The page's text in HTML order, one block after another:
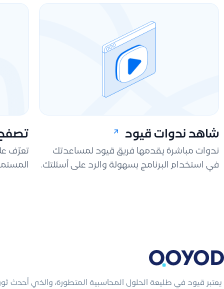
شاهد ندوات قيود
ندوات مباشرة يقدمها فريق قيود لمساعدتك
في استخدام البرنامج بسهولة والرد على أسئلتك.
تعرّف
يعتبر قيود في طليعة الحلول المحاسبية المتطورة، والذي أحدث